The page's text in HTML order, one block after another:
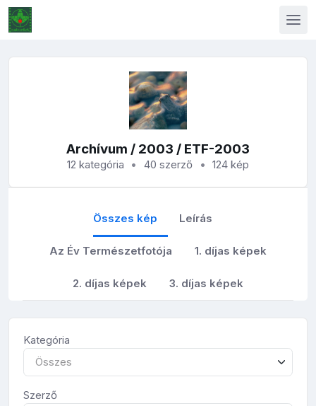
Archívum / 2003 / ETF-2003
12 kategória 40 szerző 124 kép
Összes kép Leírás
Az Év Természetfotója 1. díjas képek
2. díjas képek 3. díjas képek
Kategória
Összes
Szerző